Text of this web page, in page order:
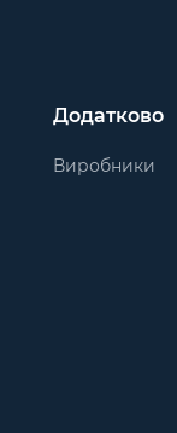
Додатково
Виробники